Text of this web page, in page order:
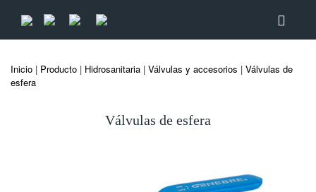
Inicio | Producto | Hidrosanitaria | Válvulas y accesorios | Válvulas de
esfera
Válvulas de esfera